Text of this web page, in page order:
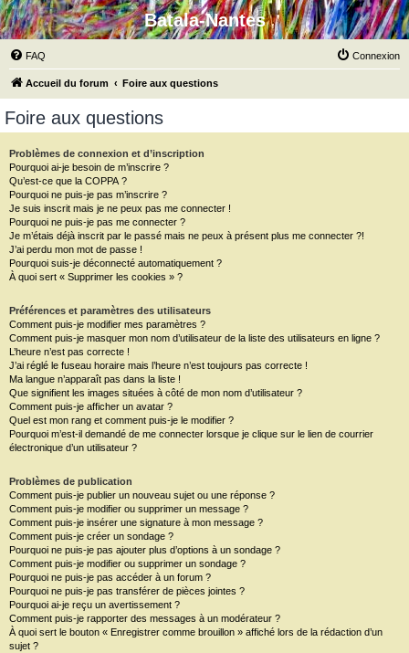
Batala-Nantes
FAQ Connexion
Accueil du forum Foire aux questions
Foire aux questions
Problèmes de connexion et d’inscription
Pourquoi ai-je besoin de m’inscrire ?
Qu’est-ce que la COPPA ?
Pourquoi ne puis-je pas m’inscrire ?
Je suis inscrit mais je ne peux pas me connecter !
Pourquoi ne puis-je pas me connecter ?
Je m’étais déjà inscrit par le passé mais ne peux à présent plus me connecter ?!
J’ai perdu mon mot de passe !
Pourquoi suis-je déconnecté automatiquement ?
À quoi sert « Supprimer les cookies » ?
Préférences et paramètres des utilisateurs
Comment puis-je modifier mes paramètres ?
Comment puis-je masquer mon nom d’utilisateur de la liste des utilisateurs en ligne ?
L’heure n’est pas correcte !
J’ai réglé le fuseau horaire mais l’heure n’est toujours pas correcte !
Ma langue n’apparaît pas dans la liste !
Que signifient les images situées à côté de mon nom d’utilisateur ?
Comment puis-je afficher un avatar ?
Quel est mon rang et comment puis-je le modifier ?
Pourquoi m’est-il demandé de me connecter lorsque je clique sur le lien de courrier
électronique d’un utilisateur ?
Problèmes de publication
Comment puis-je publier un nouveau sujet ou une réponse ?
Comment puis-je modifier ou supprimer un message ?
Comment puis-je insérer une signature à mon message ?
Comment puis-je créer un sondage ?
Pourquoi ne puis-je pas ajouter plus d’options à un sondage ?
Comment puis-je modifier ou supprimer un sondage ?
Pourquoi ne puis-je pas accéder à un forum ?
Pourquoi ne puis-je pas transférer de pièces jointes ?
Pourquoi ai-je reçu un avertissement ?
Comment puis-je rapporter des messages à un modérateur ?
À quoi sert le bouton « Enregistrer comme brouillon » affiché lors de la rédaction d’un
sujet ?